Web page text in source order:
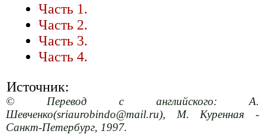
Часть 1.
Часть 2.
Часть 3.
Часть 4.
Источник:
© Перевод с английского: А.
Шевченко(sriaurobindo@mail.ru), М. Куренная -
Санкт-Петербург, 1997.